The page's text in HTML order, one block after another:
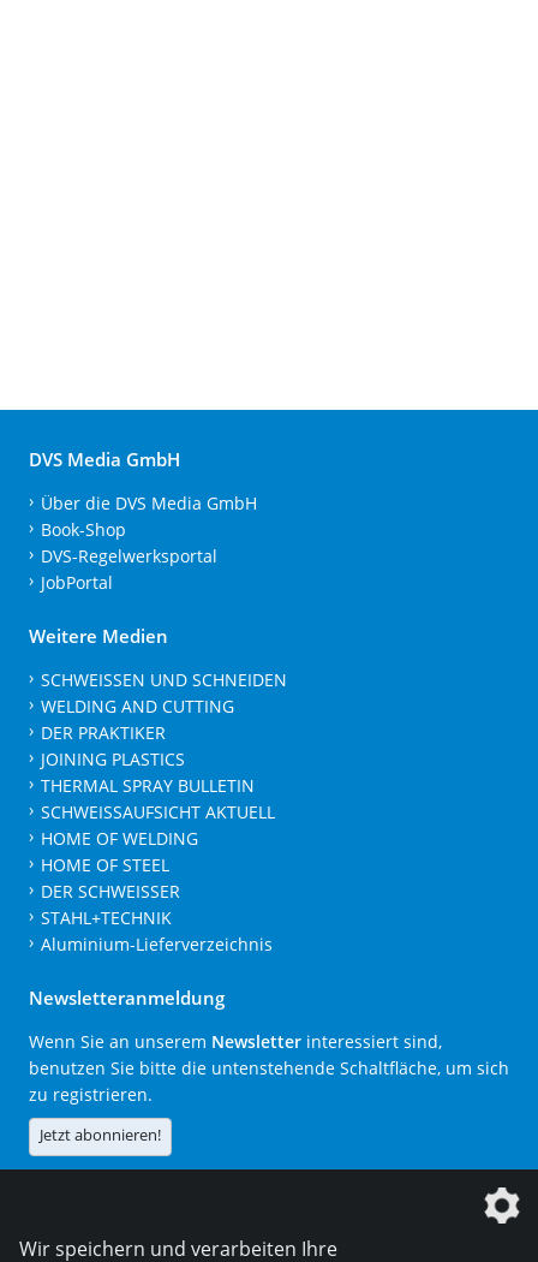
DVS Media GmbH
Über die DVS Media GmbH
Book-Shop
DVS-Regelwerksportal
JobPortal
Weitere Medien
SCHWEISSEN UND SCHNEIDEN
WELDING AND CUTTING
DER PRAKTIKER
JOINING PLASTICS
THERMAL SPRAY BULLETIN
SCHWEISSAUFSICHT AKTUELL
HOME OF WELDING
HOME OF STEEL
DER SCHWEISSER
STAHL+TECHNIK
Aluminium-Lieferverzeichnis
Newsletteranmeldung
Wenn Sie an unserem Newsletter interessiert sind,
benutzen Sie bitte die untenstehende Schaltfläche, um sich
zu registrieren.
Jetzt abonnieren!
Wir speichern und verarbeiten Ihre